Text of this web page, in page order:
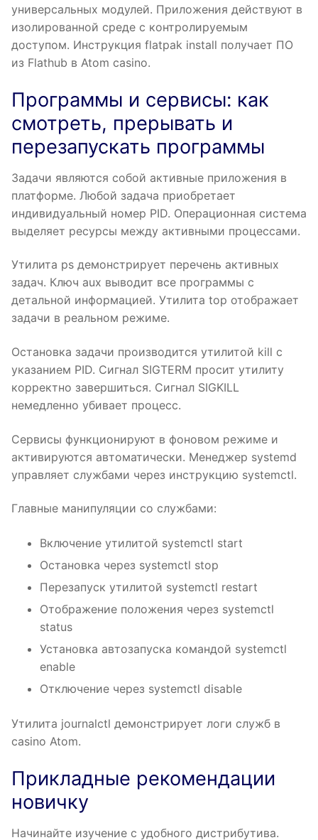
универсальных модулей. Приложения действуют в
изолированной среде с контролируемым
доступом. Инструкция flatpak install получает ПО
из Flathub в Atom casino.
Программы и сервисы: как
смотреть, прерывать и
перезапускать программы
Задачи являются собой активные приложения в
платформе. Любой задача приобретает
индивидуальный номер PID. Операционная система
выделяет ресурсы между активными процессами.
Утилита ps демонстрирует перечень активных
задач. Ключ aux выводит все программы с
детальной информацией. Утилита top отображает
задачи в реальном режиме.
Остановка задачи производится утилитой kill с
указанием PID. Сигнал SIGTERM просит утилиту
корректно завершиться. Сигнал SIGKILL
немедленно убивает процесс.
Сервисы функционируют в фоновом режиме и
активируются автоматически. Менеджер systemd
управляет службами через инструкцию systemctl.
Главные манипуляции со службами:
Включение утилитой systemctl start
Остановка через systemctl stop
Перезапуск утилитой systemctl restart
Отображение положения через systemctl
status
Установка автозапуска командой systemctl
enable
Отключение через systemctl disable
Утилита journalctl демонстрирует логи служб в
casino Atom.
Прикладные рекомендации
новичку
Начинайте изучение с удобного дистрибутива.